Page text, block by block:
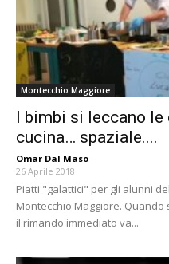
Montecchio Maggiore
I bimbi si leccano
cucina… spaziale....
Omar Dal Maso -
26 Aprile 2018
Piatti "galattici" per gli alunni
Montecchio Maggiore.
il rimando immediato va...